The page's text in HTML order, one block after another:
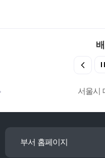
서울시
부서 홈페이지